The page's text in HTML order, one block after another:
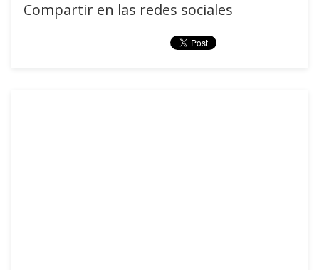
Compartir en las redes sociales